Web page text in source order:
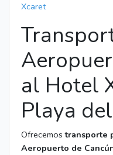
Xcaret
al Hotel
Playa
Ofrecemostransporte
Aeropuerto de